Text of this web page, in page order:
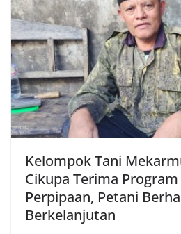
Kelompok Tani
Cikupa Terima
Perpipaan, Petani
Berkelanjutan